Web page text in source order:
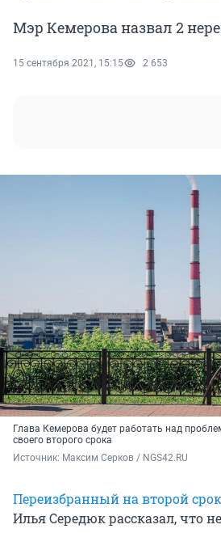
Мэр Кемерова назвал 2
15 сентября 2021, 15:15 2 653
Глава Кемерова будет работать над
своего второго срока
Источник: Максим Серков / NGS42.RU
Переизбранный на второй срок
Илья Середюк рассказал, что